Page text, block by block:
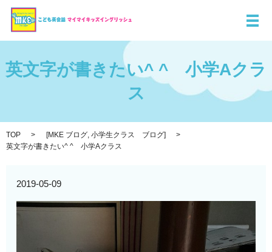
メ
英文字が書きたい^ ^ 小学Aクラ
ス
TOP [MKE ブログ, 小学生クラス ブログ]
英文字が書きたい^ ^ 小学Aクラス
2019-05-09